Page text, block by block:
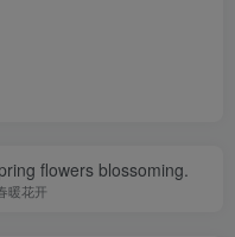
flowers blossoming.
暖花开